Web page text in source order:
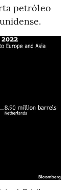
petróleo